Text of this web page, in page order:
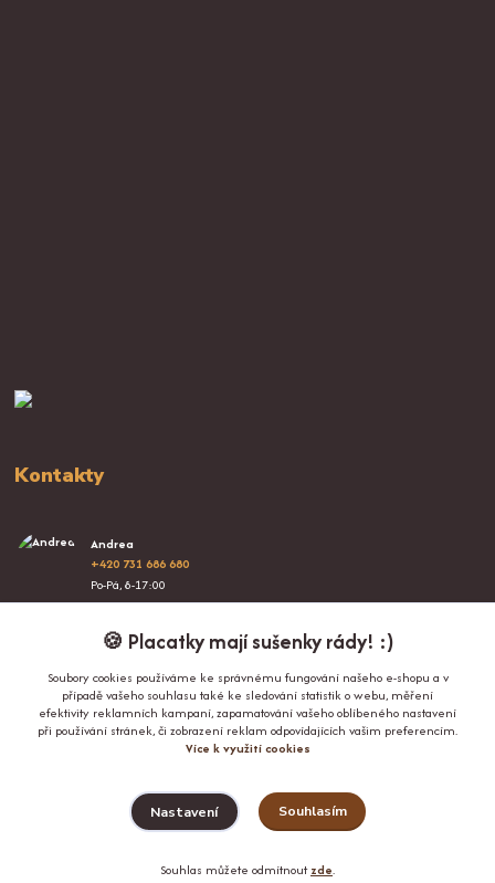
Kontakty
Andrea
+420 731 686 680
Po-Pá, 8-17:00
info@proplacatky.cz
Upravit sběr cookies.
🍪 Placatky mají sušenky rády! :)
Soubory cookies používáme ke správnému fungování našeho e-shopu a v
případě vašeho souhlasu také ke sledování statistik o webu, měření
efektivity reklamních kampaní, zapamatování vašeho oblíbeného nastavení
při používání stránek, či zobrazení reklam odpovídajících vašim preferencím.
Více k využití cookies
Nastavení Souhlasím
Souhlas můžete odmítnoutzde.